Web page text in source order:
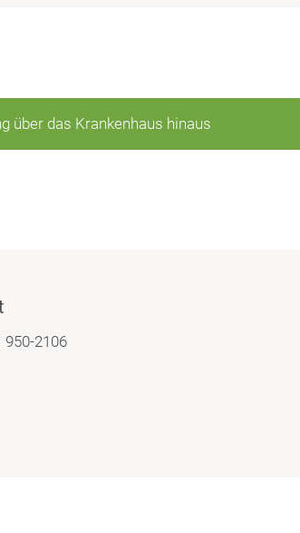
über das Krankenhaus hinaus
950-2106